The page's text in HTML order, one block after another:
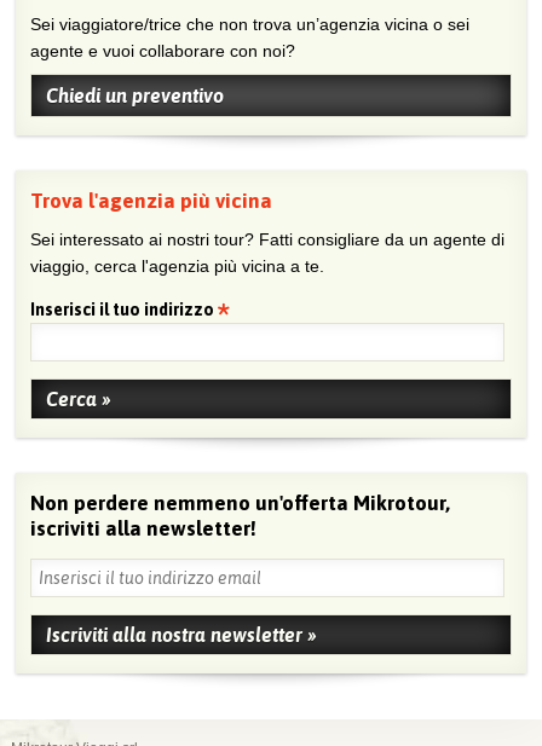
Sei viaggiatore/trice che non trova un’agenzia vicina o sei
agente e vuoi collaborare con noi?
Chiedi un preventivo
Trova l'agenzia più vicina
Sei interessato ai nostri tour? Fatti consigliare da un agente di
viaggio, cerca l'agenzia più vicina a te.
Inserisci il tuo indirizzo
Non perdere nemmeno un'offerta Mikrotour,
iscriviti alla newsletter!